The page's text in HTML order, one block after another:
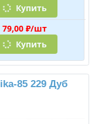
Купить
79,00 ₽/шт
Купить
85 229 Дуб